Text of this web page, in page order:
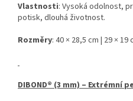
Vlastnosti: Vysoká odolnost,
potisk, dlouhá životnost.
Rozměry: 40 × 28,5 cm | 29 × 19
DIBOND® (3 mm) – Extrémní